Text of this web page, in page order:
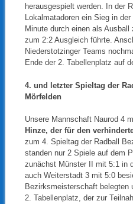
herausgespielt werden. In der
Lokalmatadoren ein Sieg in
Minute durch einen als
zum 2:2 Ausgleich führte.
Niederstotzinger Teams
Ende der 2. Tabellenplatz auf
4. und letzter Spieltag der
Mörfelden
Unsere Mannschaft Naurod 4
Hinze, der für den
zum 4. Spieltag der Radball
standen nur 2 Spiele auf dem
zunächst Münster II mit 5:1 in
auch Weiterstadt 3 mit 5:0
Bezirksmeisterschaft belegten
2. Tabellenplatz, der zur